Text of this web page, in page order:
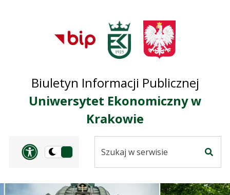
Przejdź do
głównego menu
Przejdź do treści
Przejdź do mapy
serwisu
Biuletyn Informacji Publicznej
Uniwersytet Ekonomiczny w
Krakowie
Panel dostosowania
Przełącz
ciemną
serwisie